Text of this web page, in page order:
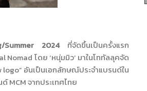
/Summer 2024ที่จัดขึ้นเป็นครั้งแรก
Nomad โดย ‘หนุ่มมิว’ มาในโททัลลุคจัด
logo” อันเป็นเอกลักษณ์ประจำแบรนด์ใน
ด์MCMจากประเทศไทย